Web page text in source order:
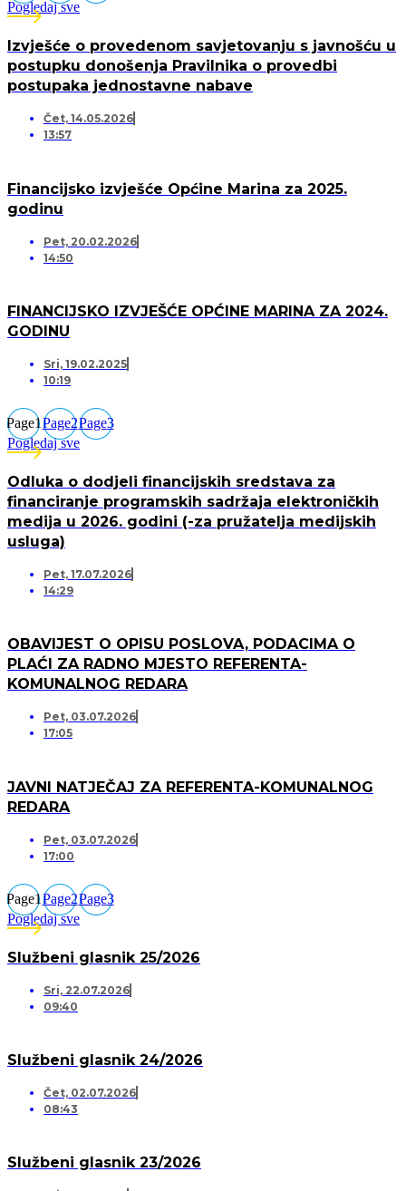
Pogledaj sve
Izvješće o provedenom savjetovanju s javnošću u
postupku donošenja Pravilnika o provedbi
postupaka jednostavne nabave
Čet, 14.05.2026
13:57
Financijsko izvješće Općine Marina za 2025.
godinu
Pet, 20.02.2026
14:50
FINANCIJSKO IZVJEŠĆE OPĆINE MARINA ZA 2024.
GODINU
Sri, 19.02.2025
10:19
Page1Page2Page3
Pogledaj sve
Odluka o dodjeli financijskih sredstava za
financiranje programskih sadržaja elektroničkih
medija u 2026. godini (-za pružatelja medijskih
usluga)
Pet, 17.07.2026
14:29
OBAVIJEST O OPISU POSLOVA, PODACIMA O
PLAĆI ZA RADNO MJESTO REFERENTA-
KOMUNALNOG REDARA
Pet, 03.07.2026
17:05
JAVNI NATJEČAJ ZA REFERENTA-KOMUNALNOG
REDARA
Pet, 03.07.2026
17:00
Page1Page2Page3
Pogledaj sve
Službeni glasnik 25/2026
Sri, 22.07.2026
09:40
Službeni glasnik 24/2026
Čet, 02.07.2026
08:43
Službeni glasnik 23/2026